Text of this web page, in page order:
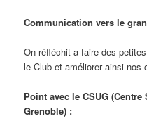
Communication vers le
On réfléchit a faire des
le Club et améliorer ainsi nos
Point avec le CSUG
Grenoble) :